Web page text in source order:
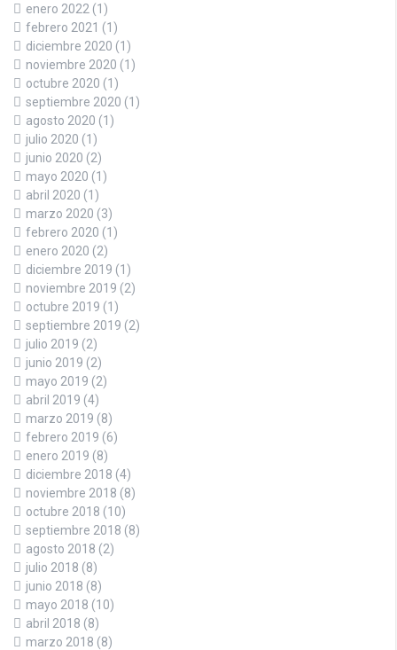
enero 2022 (1)
febrero 2021 (1)
diciembre 2020 (1)
noviembre 2020 (1)
octubre 2020 (1)
septiembre 2020 (1)
agosto 2020 (1)
julio 2020 (1)
junio 2020 (2)
mayo 2020 (1)
abril 2020 (1)
marzo 2020 (3)
febrero 2020 (1)
enero 2020 (2)
diciembre 2019 (1)
noviembre 2019 (2)
octubre 2019 (1)
septiembre 2019 (2)
julio 2019 (2)
junio 2019 (2)
mayo 2019 (2)
abril 2019 (4)
marzo 2019 (8)
febrero 2019 (6)
enero 2019 (8)
diciembre 2018 (4)
noviembre 2018 (8)
octubre 2018 (10)
septiembre 2018 (8)
agosto 2018 (2)
julio 2018 (8)
junio 2018 (8)
mayo 2018 (10)
abril 2018 (8)
marzo 2018 (8)